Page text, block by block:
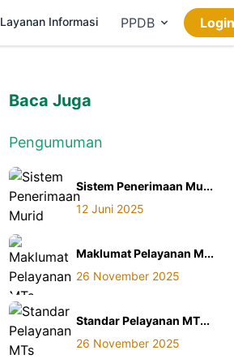
Layanan Informasi PPDB Login
Baca Juga
Pengumuman
Sistem Penerimaan Mu...
12 Juni 2025
Maklumat Pelayanan M...
26 November 2025
Standar Pelayanan MT...
26 November 2025